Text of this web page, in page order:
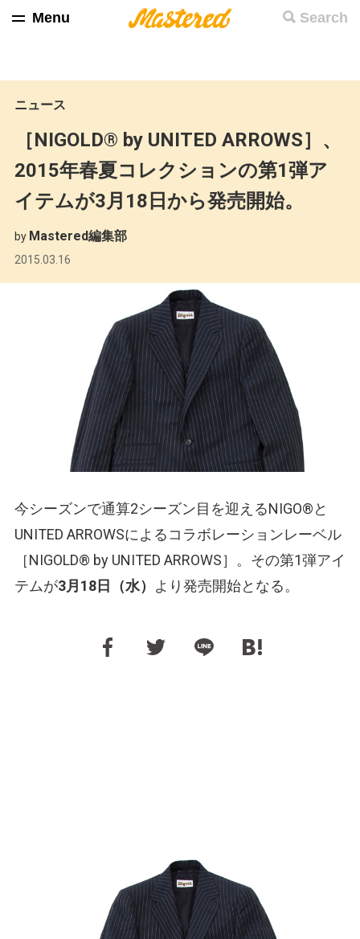
Search
Menu
ニュース
［NIGOLD® by UNITED ARROWS］、
2015年春夏コレクションの第1弾ア
イテムが3月18日から発売開始。
by Mastered編集部
2015.03.16
今シーズンで通算2シーズン目を迎えるNIGO®と
UNITED ARROWSによるコラボレーションレーベル
［NIGOLD® by UNITED ARROWS］。その第1弾アイ
テムが3月18日（水） より発売開始となる。